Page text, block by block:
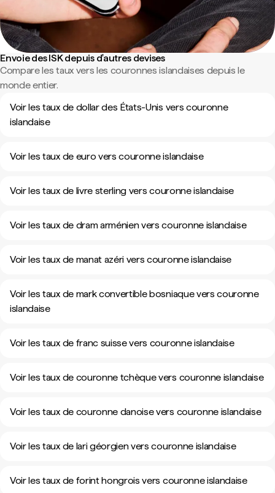
Envoie des ISK depuis d'autres devises
Compare les taux vers les couronnes islandaises depuis le
monde entier.
Voir les taux de dollar des États-Unis vers couronne
islandaise
Voir les taux de euro vers couronne islandaise
Voir les taux de livre sterling vers couronne islandaise
Voir les taux de dram arménien vers couronne islandaise
Voir les taux de manat azéri vers couronne islandaise
Voir les taux de mark convertible bosniaque vers couronne
islandaise
Voir les taux de franc suisse vers couronne islandaise
Voir les taux de couronne tchèque vers couronne islandaise
Voir les taux de couronne danoise vers couronne islandaise
Voir les taux de lari géorgien vers couronne islandaise
Voir les taux de forint hongrois vers couronne islandaise